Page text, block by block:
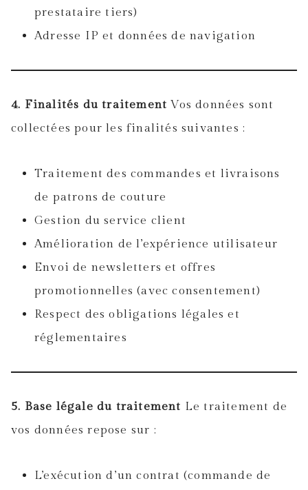
prestataire tiers)
Adresse IP et données de navigation
4. Finalités du traitement Vos données sont
collectées pour les finalités suivantes :
Traitement des commandes et livraisons
de patrons de couture
Gestion du service client
Amélioration de l’expérience utilisateur
Envoi de newsletters et offres
promotionnelles (avec consentement)
Respect des obligations légales et
réglementaires
5. Base légale du traitement Le traitement de
vos données repose sur :
L’exécution d’un contrat (commande de